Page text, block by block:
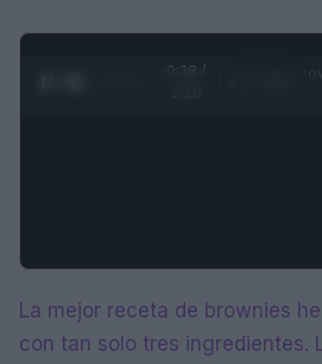
0:28 /
La mejor receta de brownies
con tan solo tres ingredientes.